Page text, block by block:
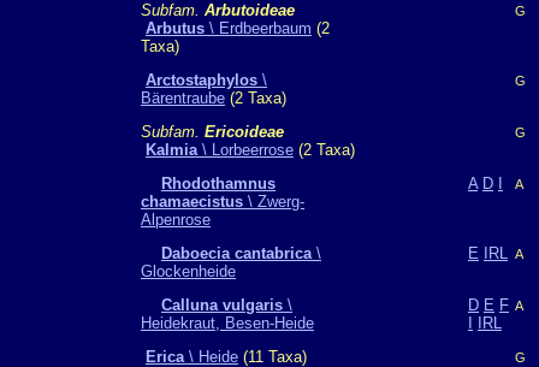
Subfam. Arbutoideae
Arbutus \ Erdbeerbaum (2
Taxa)
G
Arctostaphylos \
Bärentraube (2 Taxa)
G
Subfam. Ericoideae
Kalmia\ Lorbeerrose (2 Taxa)
G
Rhodothamnus
chamaecistus \ Zwerg-
Alpenrose
A D A
Daboecia cantabrica\
Glockenheide
E IRL A
Calluna vulgaris \
Heidekraut, Besen-Heide
D E F
IRL
A
Erica\ Heide (11 Taxa) G